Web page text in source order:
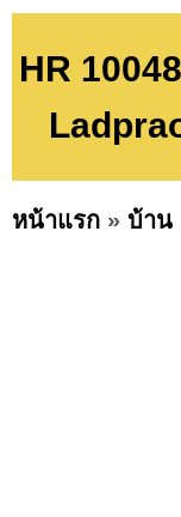
HR
หน้าแรก » บ้าน